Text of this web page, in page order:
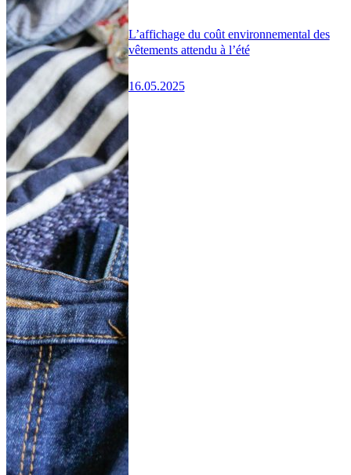
L’affichage du coût environnemental des
vêtements attendu à l’été
16.05.2025